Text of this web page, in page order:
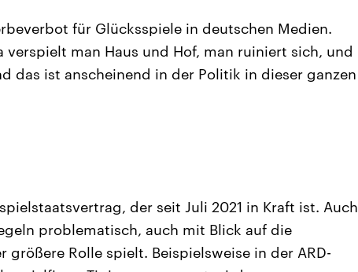
für Glücksspiele in deutschen Medien.
verspielt man Haus und Hof, man ruiniert sich, und
das ist anscheinend in der Politik in dieser ganzen
der seit Juli 2021 in Kraft ist. Auch
problematisch, auch mit Blick auf die
Rolle spielt. Beispielsweise in der ARD-